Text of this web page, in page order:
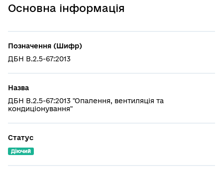
Основна інформація
Позначення (Шифр)
ДБН В.2.5-67:2013
Назва
ДБН В.2.5-67:2013 "Опалення, вентиляція та
кондиціонування"
Статус
Діючий